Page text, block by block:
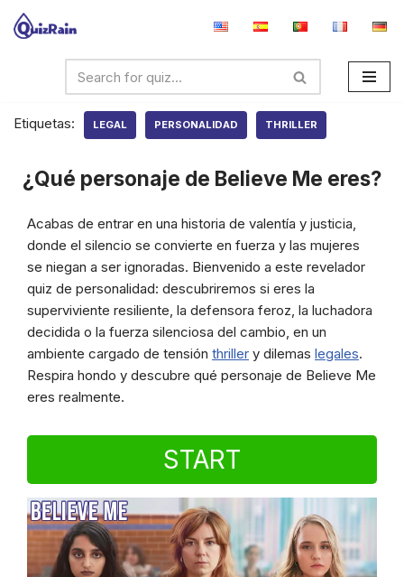
contenido
Etiquetas:
LEGAL PERSONALIDAD THRILLER
¿Qué personaje de Believe Me eres?
Acabas de entrar en una historia de valentía y justicia,
donde el silencio se convierte en fuerza y las mujeres
se niegan a ser ignoradas. Bienvenido a este revelador
quiz de personalidad: descubriremos si eres la
superviviente resiliente, la defensora feroz, la luchadora
decidida o la fuerza silenciosa del cambio, en un
ambiente cargado de tensión thriller y dilemas legales.
Respira hondo y descubre qué personaje de Believe Me
eres realmente.
START